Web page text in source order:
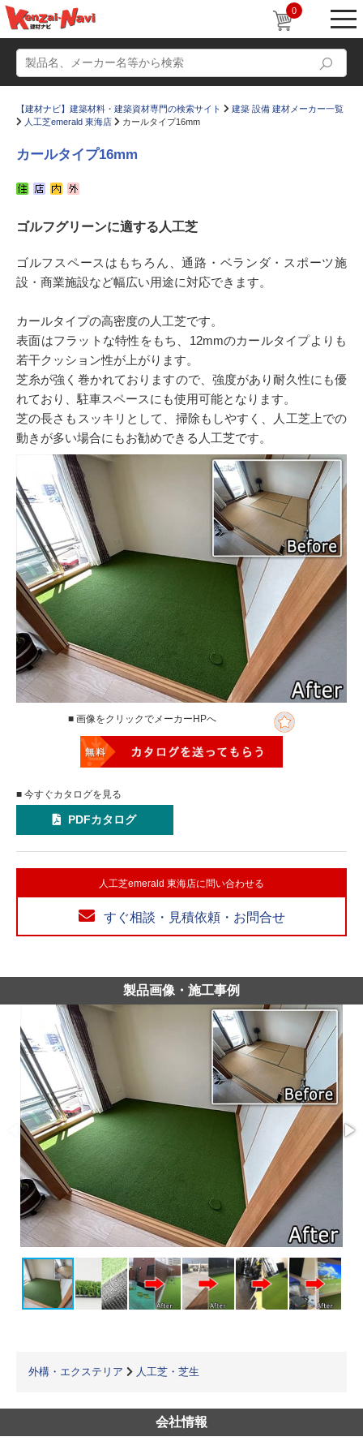
0
かたなび
すまいリング 設計士インタビュー
Q＆A 販売・施工代理店募集
お気に入り
【建材ナビ】建築材料・建築資材専門の検索サイト
建築 設備 建材メーカー一覧
人工芝emerald 東海店
カールタイプ16mm
カールタイプ16mm
ゴルフグリーンに適する人工芝
ゴルフスペースはもちろん、通路・ベランダ・スポーツ施
設・商業施設など幅広い用途に対応できます。
カールタイプの高密度の人工芝です。
表面はフラットな特性をもち、12mmのカールタイプよりも
若干クッション性が上がります。
芝糸が強く巻かれておりますので、強度があり耐久性にも優
れており、駐車スペースにも使用可能となります。
芝の長さもスッキリとして、掃除もしやすく、人工芝上での
動きが多い場合にもお勧めできる人工芝です。
■ 画像をクリックでメーカーHPへ
■ 今すぐカタログを見る
PDFカタログ
人工芝emerald 東海店に問い合わせる
すぐ相談・見積依頼・お問合せ
製品画像・施工事例
外構・エクステリア 人工芝・芝生
会社情報